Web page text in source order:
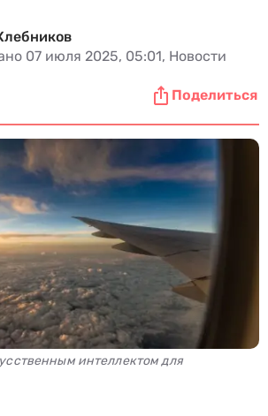
07 июля 2025, 05:01, Новости
Поделиться
интеллектом для